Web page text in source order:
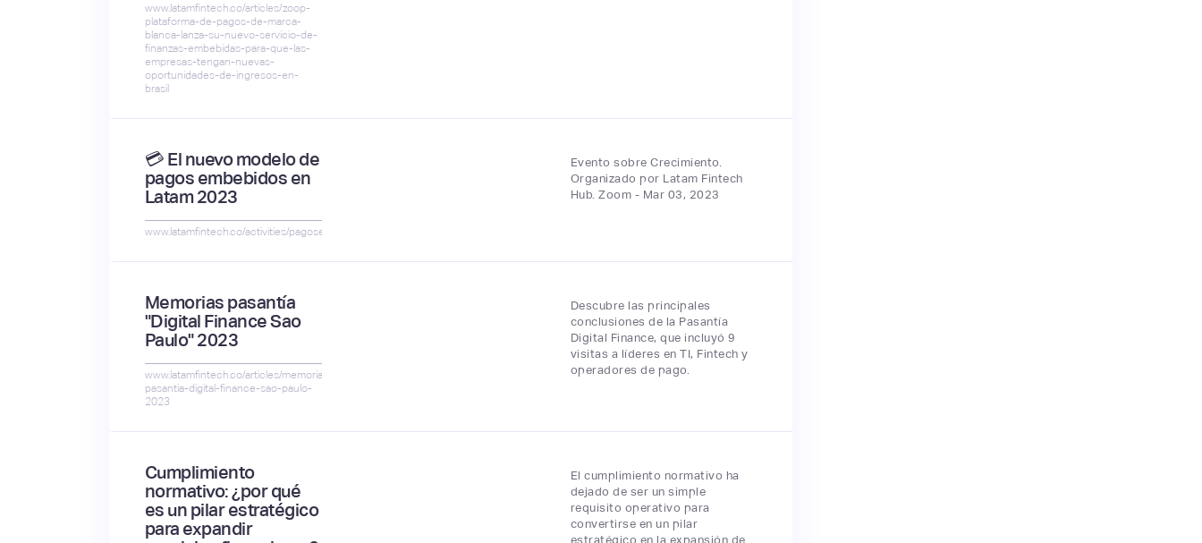
www.latamfintech.co/articles/zoop-
plataforma-de-pagos-de-marca-
blanca-lanza-su-nuevo-servicio-de-
finanzas-embebidas-para-que-las-
empresas-tengan-nuevas-
oportunidades-de-ingresos-en-
brasil
💳 El nuevo modelo de
pagos embebidos en
Latam 2023
www.latamfintech.co/activities/pagosembebidos
Evento sobre Crecimiento.
Organizado por Latam Fintech
Hub. Zoom - Mar 03, 2023
Memorias pasantía
"Digital Finance Sao
Paulo" 2023
www.latamfintech.co/articles/memorias-
pasantia-digital-finance-sao-paulo-
2023
Descubre las principales
conclusiones de la Pasantía
Digital Finance, que incluyó 9
visitas a líderes en TI, Fintech y
operadores de pago.
Cumplimiento
normativo: ¿por qué
es un pilar estratégico
para expandir
El cumplimiento normativo ha
dejado de ser un simple
requisito operativo para
convertirse en un pilar
estratégico en la expansión de